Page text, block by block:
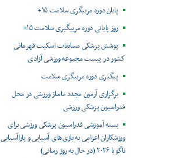
پایان دوره مربیگری سلامت ۱۵+
روز پایانی دوره مربیگیری سلامت ۱۵+
پوشش پزشکی مسابقات اسکیت قهرمانی
کشور در پیست مجموعه ورزشی آزادی
پیگیری دوره مربیگری سلامت
برگزاری آزمون مجدد ماساژ ورزشی در محل
فدراسیون پزشکی ورزشی
بسته آموزشی فدراسیون پزشکی ورزشی برای
ورزشکاران اعزامی به بازی‌های آسیایی و پاراآسیایی
ناگویا ۲۰۲۶ (در حال به روز رسانی)